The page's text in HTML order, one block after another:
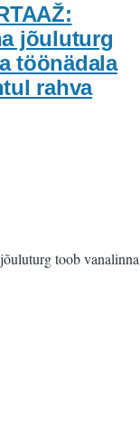
jõuluturg
töönädala
rahva
toob vanalinna